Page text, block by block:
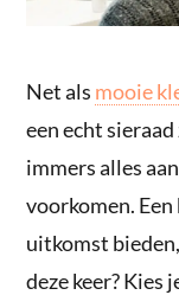
Net als mooie
een echt
immers alles
voorkomen. Een
uitkomst
deze keer? Kies